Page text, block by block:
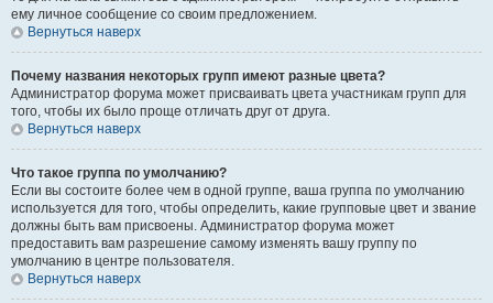
ему личное сообщение со своим предложением.
Вернуться наверх
Почему названия некоторых групп имеют разные цвета?
Администратор форума может присваивать цвета участникам групп для
того, чтобы их было проще отличать друг от друга.
Вернуться наверх
Что такое группа по умолчанию?
Если вы состоите более чем в одной группе, ваша группа по умолчанию
используется для того, чтобы определить, какие групповые цвет и звание
должны быть вам присвоены. Администратор форума может
предоставить вам разрешение самому изменять вашу группу по
умолчанию в центре пользователя.
Вернуться наверх